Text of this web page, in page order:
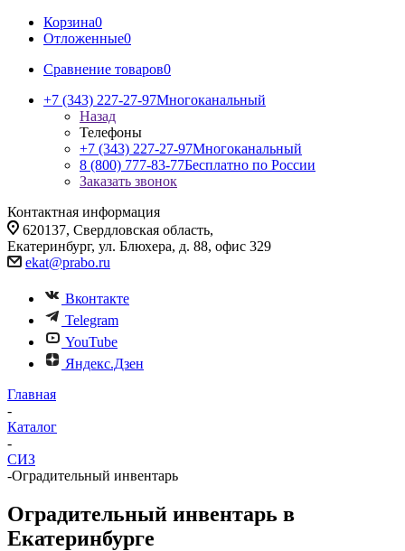
Корзина0
Отложенные0
Сравнение товаров0
+7 (343) 227-27-97Многоканальный
Назад
Телефоны
+7 (343) 227-27-97Многоканальный
8 (800) 777-83-77Бесплатно по России
Заказать звонок
Контактная информация
620137, Свердловская область,
Екатеринбург, ул. Блюхера, д. 88, офис 329
ekat@prabo.ru
Вконтакте
Telegram
YouTube
Яндекс.Дзен
Главная
-
Каталог
-
СИЗ
-Оградительный инвентарь
Оградительный инвентарь в
Екатеринбурге